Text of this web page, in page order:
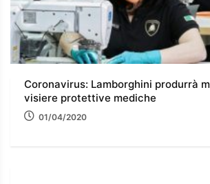
Coronavirus: Lamborghini produrrà
visiere protettive mediche
01/04/2020